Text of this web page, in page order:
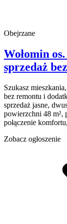
Obejrzane
Wołomin
sprzedaż
Szukasz
bez remontu i
sprzedaż jasne,
powierzchni 48 m²,
połączenie
Zobacz ogłoszenie